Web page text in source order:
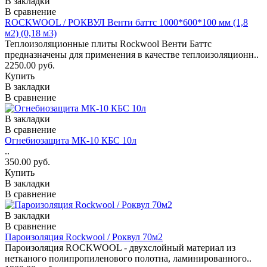
В сравнение
ROCKWOOL / РОКВУЛ Венти баттс 1000*600*100 мм (1,8
м2) (0,18 м3)
Теплоизоляционные плиты Rockwool Венти Баттс
предназначены для применения в качестве теплоизоляционн..
2250.00 руб.
Купить
В закладки
В сравнение
В закладки
В сравнение
Огнебиозащита МК-10 КБС 10л
..
350.00 руб.
Купить
В закладки
В сравнение
В закладки
В сравнение
Пароизоляция Rockwool / Роквул 70м2
Пароизоляция ROCKWOOL - двухслойный материал из
нетканого полипропиленового полотна, ламинированного..